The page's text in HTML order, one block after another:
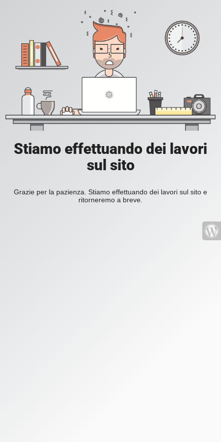
Stiamo effettuando dei lavori
sul sito
Grazie per la pazienza. Stiamo effettuando dei lavori sul sito e
ritorneremo a breve.